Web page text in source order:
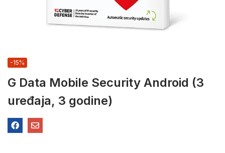
G Data Mobile Security Android (3
uređaja, 3 godine)
-15%